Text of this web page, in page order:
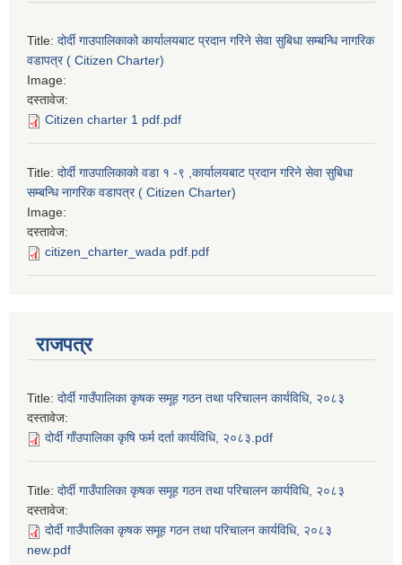
Title: दोर्दी गाउपालिकाको कार्यालयबाट प्रदान गरिने सेवा सुबिधा सम्बन्धि नागरिक
वडापत्र ( Citizen Charter)
Image:
दस्तावेज:
Citizen charter 1 pdf.pdf
Title: दोर्दी गाउपालिकाको वडा १ -९ ,कार्यालयबाट प्रदान गरिने सेवा सुबिधा
सम्बन्धि नागरिक वडापत्र ( Citizen Charter)
Image:
दस्तावेज:
citizen_charter_wada pdf.pdf
राजपत्र
Title: दोर्दी गाउँपालिका कृषक समूह गठन तथा परिचालन कार्यविधि, २०८३
दस्तावेज:
दोर्दी गाँउपालिका कृषि फर्म दर्ता कार्यविधि, २०८३.pdf
Title: दोर्दी गाउँपालिका कृषक समूह गठन तथा परिचालन कार्यविधि, २०८३
दस्तावेज:
दोर्दी गाउँपालिका कृषक समूह गठन तथा परिचालन कार्यविधि, २०८३
new.pdf